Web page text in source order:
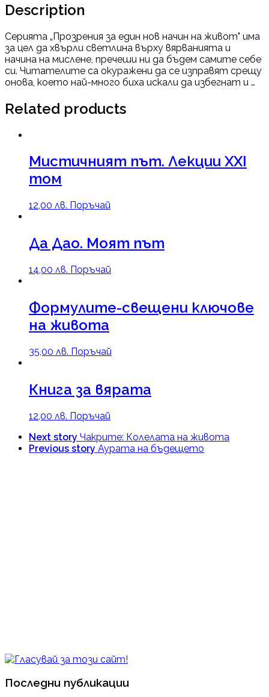
Description
Серията „Прозрения за един нов начин на живот" има
за цел да хвърли светлина върху вярванията и
начина на мислене, пречеши ни да бъдем самите себе
си. Читателите са окуражени да се изправят срещу
онова, което най-много биха искали да избегнат и …
Related products
Мистичният път. Лекции XXI
том
12,00 лв. Поръчай
Да Дао. Моят път
14,00 лв. Поръчай
Формулите-свещени ключове
на живота
35,00 лв. Поръчай
Книга за вярата
12,00 лв. Поръчай
Next story Чакрите: Колелата на живота
Previous story Аурата на бъдещето
Последни публикации